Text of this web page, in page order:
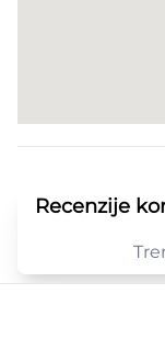
Recenzije